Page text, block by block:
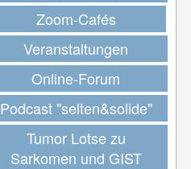
Zoom-Cafés
Veranstaltungen
Online-Forum
Podcast "selten&solide"
Tumor Lotse zu
Sarkomen und GIST